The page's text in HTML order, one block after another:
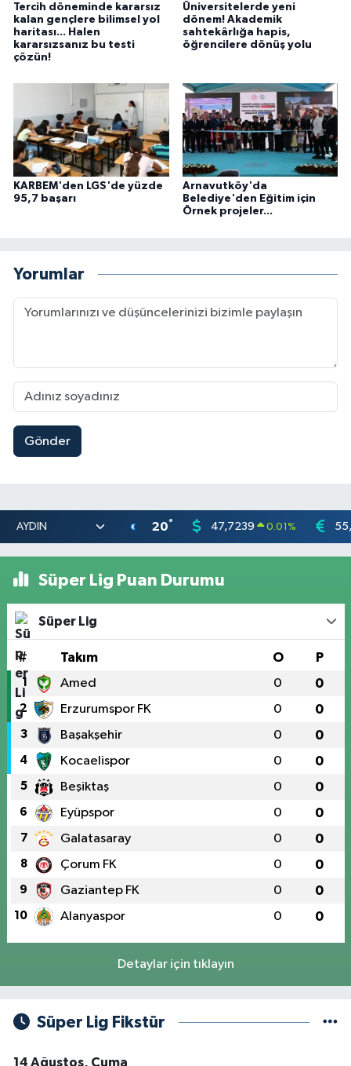
Tercih döneminde kararsız
kalan gençlere bilimsel yol
haritası... Halen
kararsızsanız bu testi
çözün!
Üniversitelerde yeni
dönem! Akademik
sahtekârlığa hapis,
öğrencilere dönüş yolu
KARBEM'den LGS'de yüzde
95,7 başarı
Arnavutköy'da
Belediye'den Eğitim için
Örnek projeler...
Yorumlar
Gönder
20° 47,7239 0.01 %
Süper Lig Puan Durumu
Süper Lig
# Takım O P
1 Amed 0 0
2 Erzurumspor FK 0 0
3 Başakşehir 0 0
4 Kocaelispor 0 0
5 Beşiktaş 0 0
6 Eyüpspor 0 0
7 Galatasaray 0 0
8 Çorum FK 0 0
9 Gaziantep FK 0 0
10 Alanyaspor 0 0
Detaylar için tıklayın
Süper Lig Fikstür
14 Ağustos, Cuma